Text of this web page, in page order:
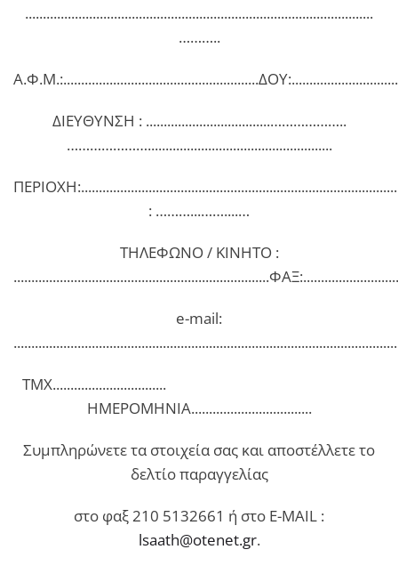
..................................................................................................
………..
ΔΙΕΥΘΥΝΣΗ : ...................................………………..
…………………....................................................
: ………...……....…
ΤΗΛΕΦΩΝΟ / ΚΙΝΗΤΟ :
e-mail:
ΤΜΧ................................
ΗΜΕΡΟΜΗΝΙΑ..................................
Συμπληρώνετε τα στοιχεία σας και αποστέλλετε το
δελτίο παραγγελίας
στο φαξ 210 5132661 ή στο E-MAIL :
lsaath@otenet.gr.